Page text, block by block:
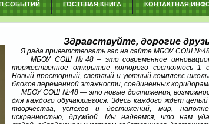
СОБЫТИЙ ГОСТЕВАЯ КНИГА КОНТАКТНАЯ
Здравствуйте, дорогие
Я рада приветствовать вас на сайте МБОУ СОШ
МБОУ СОШ №48 – это современное
торжественное открытие которого состоялось 1
Новый просторный, светлый и уютный комплекс
блоков переменной этажности, соединенных
МБОУ СОШ №48 — это новые достижения,
для каждого обучающегося. Здесь каждого ждёт
творчества, успехов и достижений, мир,
искренностью, дружбой. Мы надеемся, что нам